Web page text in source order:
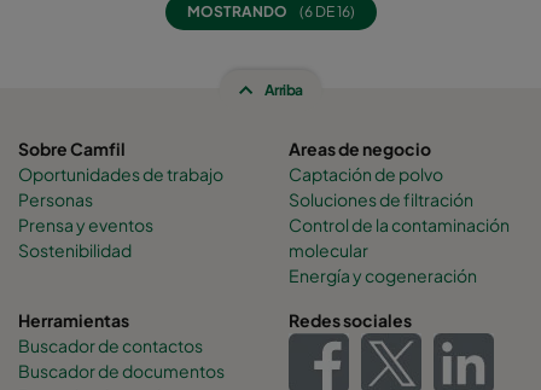
ePM1 60%
ePM1 60%
Hi-Flo M O7 ES ePM1 60%
Hi-Flo M O7-33 ES ePM1 60% F7
ePM1 60% F7
Hi-Flo M NL7 ES ePM1 60%
MOSTRANDO (6 DE 16)
Arriba
Sobre Camfil
Oportunidades de trabajo
Personas
Prensa y eventos
Sostenibilidad
Areas de negocio
Captación de polvo
Soluciones de filtración
Control de la contaminación
molecular
Energía y cogeneración
Herramientas
Buscador de contactos
Buscador de documentos
Redes sociales